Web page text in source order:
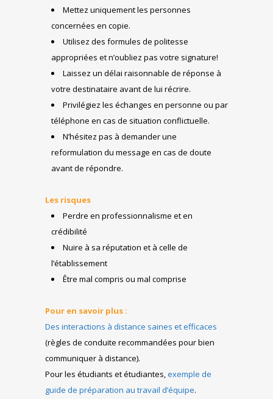
Mettez uniquement les personnes
concernées en copie.
Utilisez des formules de politesse
appropriées et n’oubliez pas votre signature!
Laissez un délai raisonnable de réponse à
votre destinataire avant de lui récrire.
Privilégiez les échanges en personne ou par
téléphone en cas de situation conflictuelle.
N’hésitez pas à demander une
reformulation du message en cas de doute
avant de répondre.
Les risques
Perdre en professionnalisme et en
crédibilité
Nuire à sa réputation et à celle de
l’établissement
Être mal compris ou mal comprise
Pour en savoir plus :
Des interactions à distance saines et efficaces
(règles de conduite recommandées pour bien
communiquer à distance).
Pour les étudiants et étudiantes,exemple de
guide de préparation au travail d’équipe.